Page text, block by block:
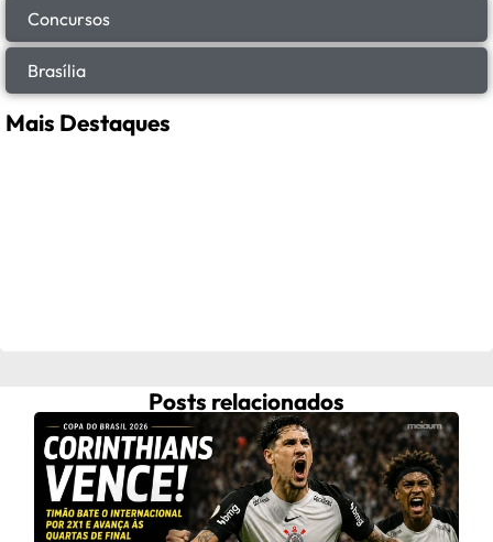
Concursos
Brasília
Mais Destaques
Posts relacionados